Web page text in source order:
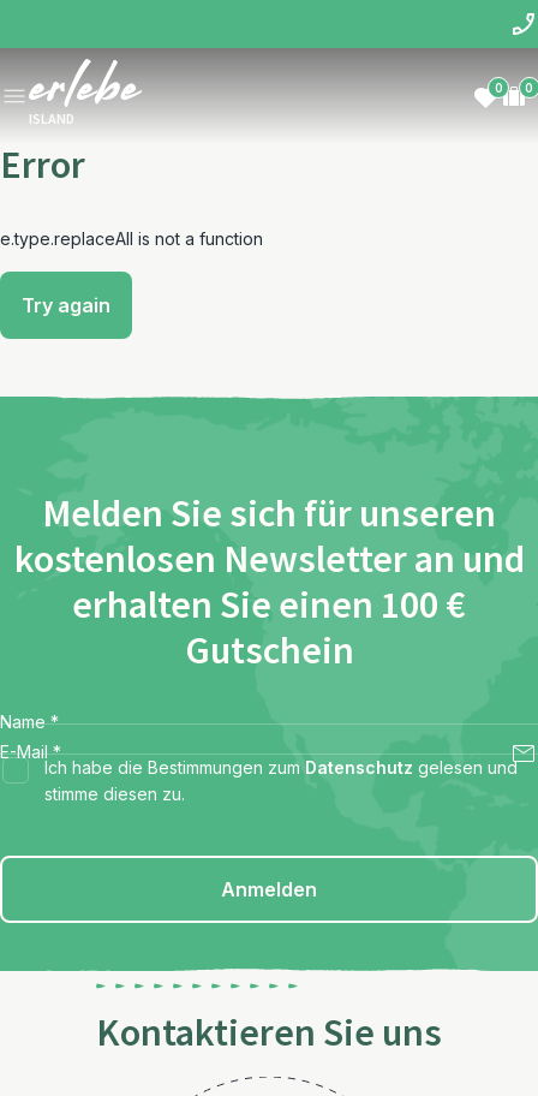
ISLAND
0 0
Error
e.type.replaceAll is not a function
Try again
Melden Sie sich für unseren
kostenlosen Newsletter an und
erhalten Sie einen 100 €
Gutschein
Name *
E-Mail *
Ich habe die Bestimmungen zum Datenschutz gelesen und
stimme diesen zu.
Anmelden
Kontaktieren Sie uns